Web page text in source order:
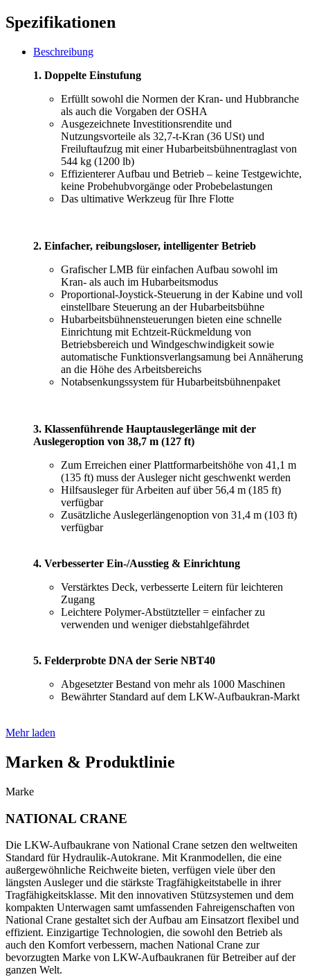
Spezifikationen
Beschreibung
1. Doppelte Einstufung
Erfüllt sowohl die Normen der Kran- und Hubbranche
als auch die Vorgaben der OSHA
Ausgezeichnete Investitionsrendite und
Nutzungsvorteile als 32,7-t-Kran (36 USt) und
Freiluftaufzug mit einer Hubarbeitsbühnentraglast von
544 kg (1200 lb)
Effizienterer Aufbau und Betrieb – keine Testgewichte,
keine Probehubvorgänge oder Probebelastungen
Das ultimative Werkzeug für Ihre Flotte
2. Einfacher, reibungsloser, intelligenter Betrieb
Grafischer LMB für einfachen Aufbau sowohl im
Kran- als auch im Hubarbeitsmodus
Proportional-Joystick-Steuerung in der Kabine und voll
einstellbare Steuerung an der Hubarbeitsbühne
Hubarbeitsbühnensteuerungen bieten eine schnelle
Einrichtung mit Echtzeit-Rückmeldung von
Betriebsbereich und Windgeschwindigkeit sowie
automatische Funktionsverlangsamung bei Annäherung
an die Höhe des Arbeitsbereichs
Notabsenkungssystem für Hubarbeitsbühnenpaket
3. Klassenführende Hauptauslegerlänge mit der
Auslegeroption von 38,7 m (127 ft)
Zum Erreichen einer Plattformarbeitshöhe von 41,1 m
(135 ft) muss der Ausleger nicht geschwenkt werden
Hilfsausleger für Arbeiten auf über 56,4 m (185 ft)
verfügbar
Zusätzliche Auslegerlängenoption von 31,4 m (103 ft)
verfügbar
4. Verbesserter Ein-/Ausstieg & Einrichtung
Verstärktes Deck, verbesserte Leitern für leichteren
Zugang
Leichtere Polymer-Abstützteller = einfacher zu
verwenden und weniger diebstahlgefährdet
5. Felderprobte DNA der Serie NBT40
Abgesetzter Bestand von mehr als 1000 Maschinen
Bewährter Standard auf dem LKW-Aufbaukran-Markt
Mehr laden
Marken & Produktlinie
Marke
NATIONAL CRANE
Die LKW-Aufbaukrane von National Crane setzen den weltweiten
Standard für Hydraulik-Autokrane. Mit Kranmodellen, die eine
außergewöhnliche Reichweite bieten, verfügen viele über den
längsten Ausleger und die stärkste Tragfähigkeitstabelle in ihrer
Tragfähigkeitsklasse. Mit den innovativen Stützsystemen und dem
kompakten Unterwagen samt umfassenden Fahreigenschaften von
National Crane gestaltet sich der Aufbau am Einsatzort flexibel und
effizient. Einzigartige Technologien, die sowohl den Betrieb als
auch den Komfort verbessern, machen National Crane zur
bevorzugten Marke von LKW-Aufbaukranen für Betreiber auf der
ganzen Welt.